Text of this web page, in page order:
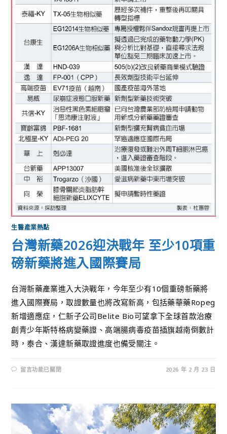
生醫產業熱點
台灣新藥2026迎決戰年 至少10項重
磅新藥將進入國際賽局
台灣新藥產業進入大決戰年，今年至少有10個重磅新藥將
進入國際賽局，取證數量也將改寫新高，包括藥華藥Ropeg
新增適應症，仁新子公司Belite Bio可望拿下全球首款治療
創青少年斯特格病變藥證、高端腸病毒疫苗插旗越南倒數計
時，泰合、漢達新藥取證進度也備受關注。
留言功能已關閉 2026 年 2 月 23 日